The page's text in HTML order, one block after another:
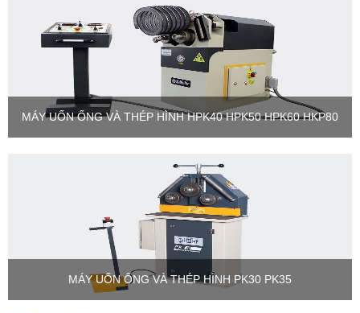
MÁY UỐN ỐNG VÀ THÉP HÌNH HPK40 HPK50 HPK60 HKP80
MÁY UỐN ỐNG VÀ THÉP HÌNH PK30 PK35